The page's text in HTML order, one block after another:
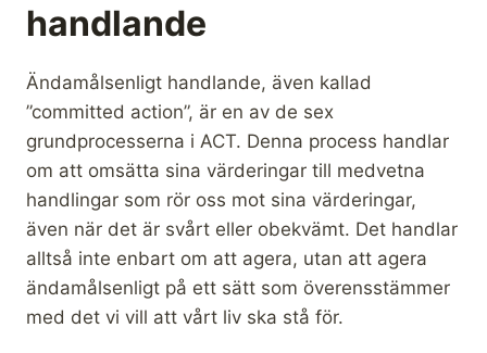
handlande
Ändamålsenligt handlande, även kallad
”committed action”, är en av de sex
grundprocesserna i ACT. Denna process handlar
om att omsätta sina värderingar till medvetna
handlingar som rör oss mot sina värderingar,
även när det är svårt eller obekvämt. Det handlar
alltså inte enbart om att agera, utan att agera
ändamålsenligt på ett sätt som överensstämmer
med det vi vill att vårt liv ska stå för.